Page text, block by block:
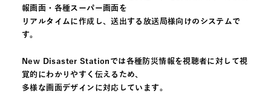
報画面・各種スーパー画面を
リアルタイムに作成し、送出する放送局様向けのシステムで
す。
New Disaster Stationでは各種防災情報を視聴者に対して視
覚的にわかりやすく伝えるため、
多様な画面デザインに対応しています。